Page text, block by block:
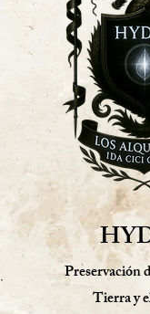
Preservación
Tierra y